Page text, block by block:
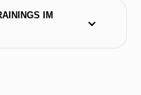
IM